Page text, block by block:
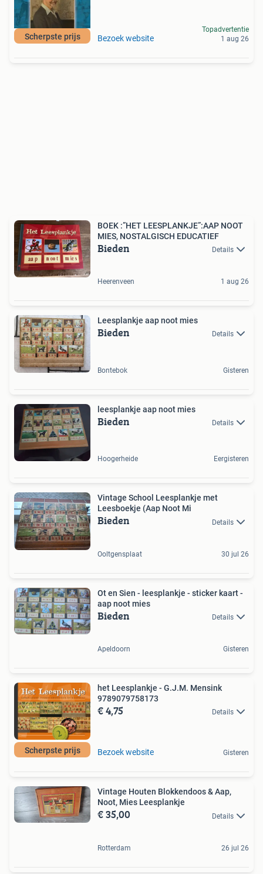
Scherpste prijs Bezoek website
Topadvertentie
1 aug 26
BOEK :”HET LEESPLANKJE”:AAP NOOT
MIES, NOSTALGISCH EDUCATIEF
Bieden Details
Heerenveen 1 aug 26
Leesplankje aap noot mies
Bieden Details
Bontebok Gisteren
leesplankje aap noot mies
Bieden Details
Hoogerheide Eergisteren
Vintage School Leesplankje met
Leesboekje (Aap Noot Mi
Bieden Details
Ooltgensplaat 30 jul 26
Ot en Sien - leesplankje - sticker kaart -
aap noot mies
Bieden Details
Apeldoorn Gisteren
Scherpste prijs
het Leesplankje - G.J.M. Mensink
9789079758173
€ 4,75 Details
Bezoek website Gisteren
Vintage Houten Blokkendoos & Aap,
Noot, Mies Leesplankje
€ 35,00 Details
Rotterdam 26 jul 26